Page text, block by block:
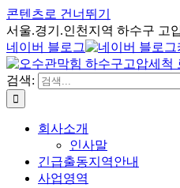
콘텐츠로 건너뛰기
서울.경기.인천지역 하수구 고
네이버 블로그
검색:
회사소개
인사말
긴급출동지역안내
사업영역